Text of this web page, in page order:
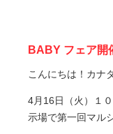
BABY フェア開
こんにちは！カナ
4月16日（火）１
示場で第一回マル